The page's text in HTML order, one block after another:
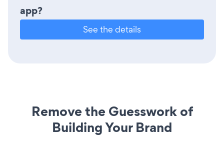
app?
See the details
Remove the Guesswork of
Building Your Brand